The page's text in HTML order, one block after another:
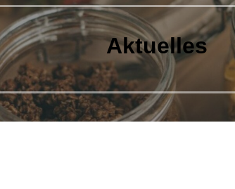
Aktuelles